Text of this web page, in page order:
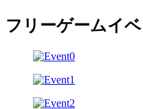
フリーゲームイ